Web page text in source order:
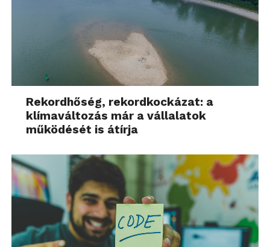
Rekordhőség, rekordkockázat: a
klímaváltozás már a vállalatok
működését is átírja